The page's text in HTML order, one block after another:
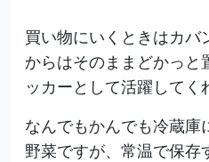
買い物にいくときはカバ
からはそのままどかっと
ッカーとして活躍してく
なんでもかんでも冷蔵庫
野菜ですが、常温で保存